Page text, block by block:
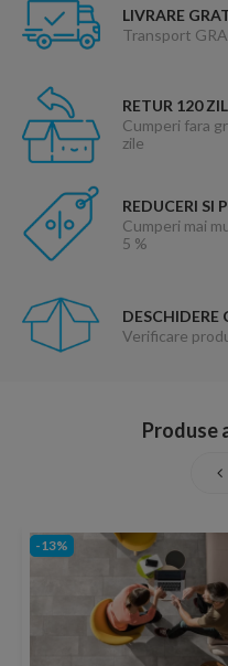
LIVRARE
Transport
RETUR 120
Cumperi fara
zile
REDUCERI SI
Cumperi mai
5 %
DESCHIDERE
Verificare
Produse
-13%